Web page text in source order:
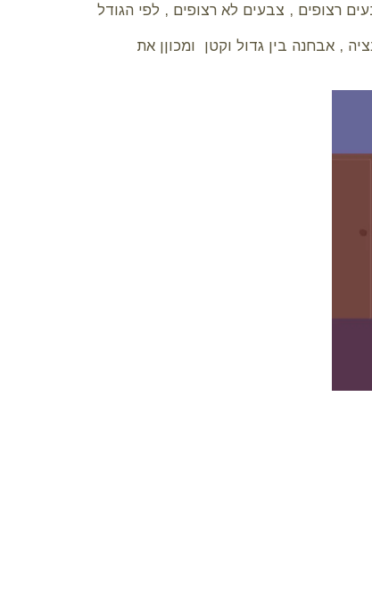
צבעים רצופים , צבעים לא רצופים , לפי הגודל
, אבחנה בין גדול וקטן ומכוןן את